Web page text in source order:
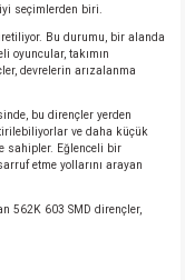
seçimlerden biri.
Bu durumu, bir alanda
oyuncular, takımın
devrelerin arızalanma
bu dirençler yerden
ve daha küçük
sahipler. Eğlenceli bir
etme yollarını arayan
562K 603 SMD dirençler,